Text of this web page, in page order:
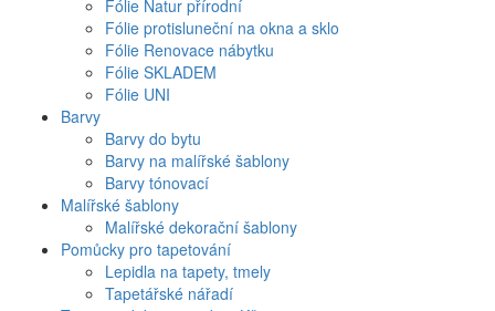
Fólie Natur přírodní
Fólie protisluneční na okna a sklo
Fólie Renovace nábytku
Fólie SKLADEM
Fólie UNI
Barvy
Barvy do bytu
Barvy na malířské šablony
Barvy tónovací
Malířské šablony
Malířské dekorační šablony
Pomůcky pro tapetování
Lepidla na tapety, tmely
Tapetářské nářadí